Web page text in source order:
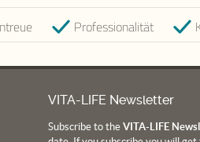
Professionalität
VITA-LIFE Newsletter
Subscribe to the VITA-LIFE